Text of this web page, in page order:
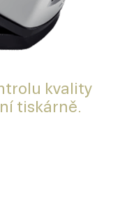
kvality
tiskárně.